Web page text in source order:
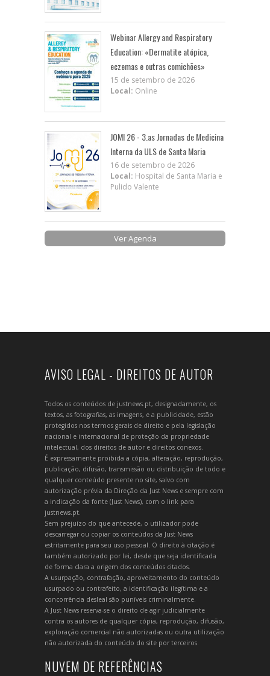
Webinar Allergy and Respiratory
Education: «Dermatite atópica,
eczemas e outras comichões»
15 de setembro de 2026
Local: Online
JOMI 26 - 3.as Jornadas de Medicina
Interna da ULS de Santa Maria
16 de setembro de 2026
Local: Hospital de Santa Maria e
Pulido Valente
Ver Agenda
AVISO LEGAL - DIREITOS DE AUTOR
Todos os conteúdos de justnews.pt, designadamente, os
textos, as fotografias, as imagens, e a publicidade, estão
protegidos nos termos gerais de direito e pela legislação
nacional e internacional de proteção da propriedade
intelectual, dos direitos de autor e direitos conexos.
É expressamente proibida a cópia, alteração, reprodução,
publicação, difusão, transmissão ou distribuição de todo e
qualquer conteúdo presente no site, salvo com
autorização prévia da Direção da Just News e sempre com
a indicação da fonte (Just News), com o link para
justnews.pt.
Sem prejuízo do que antecede, o utilizador pode
descarregar ou copiar os conteúdos da Just News
estritamente para seu uso pessoal. O direito à citação é
também autorizado por lei, desde que seja identificada
de forma clara a origem dos conteúdos citados.
A usurpação, contrafação, aproveitamento do conteúdo
usurpado ou contrafeito, a identificação ilegítima e a
concorrência desleal são puníveis criminalmente.
A Just News reserva-se o direito de agir judicialmente
contra os autores de qualquer cópia, reprodução, difusão,
exploração comercial não autorizadas ou outra utilização
não autorizada do conteúdo do site por terceiros.
NUVEM DE REFERÊNCIAS